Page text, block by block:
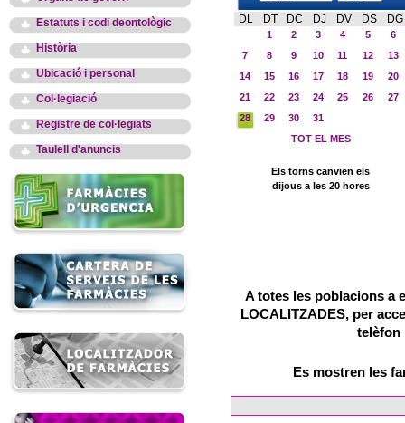
Estatuts i codi deontològic
Història
Ubicació i personal
Col·legiació
Registre de col·legiats
Taulell d'anuncis
DL DT DC DJ DV DS DG
1 2 3 4 5
6
7
8 9 10 11 12
13
14
15 16 17 18 19
20
21
22 23 24 25 26
27
28
29 30
31
TOT EL MES
Els torns canvien els
dijous a les 20 hores
A totes les poblacions a
LOCALITZADES, per
telèfon
Es mostren les